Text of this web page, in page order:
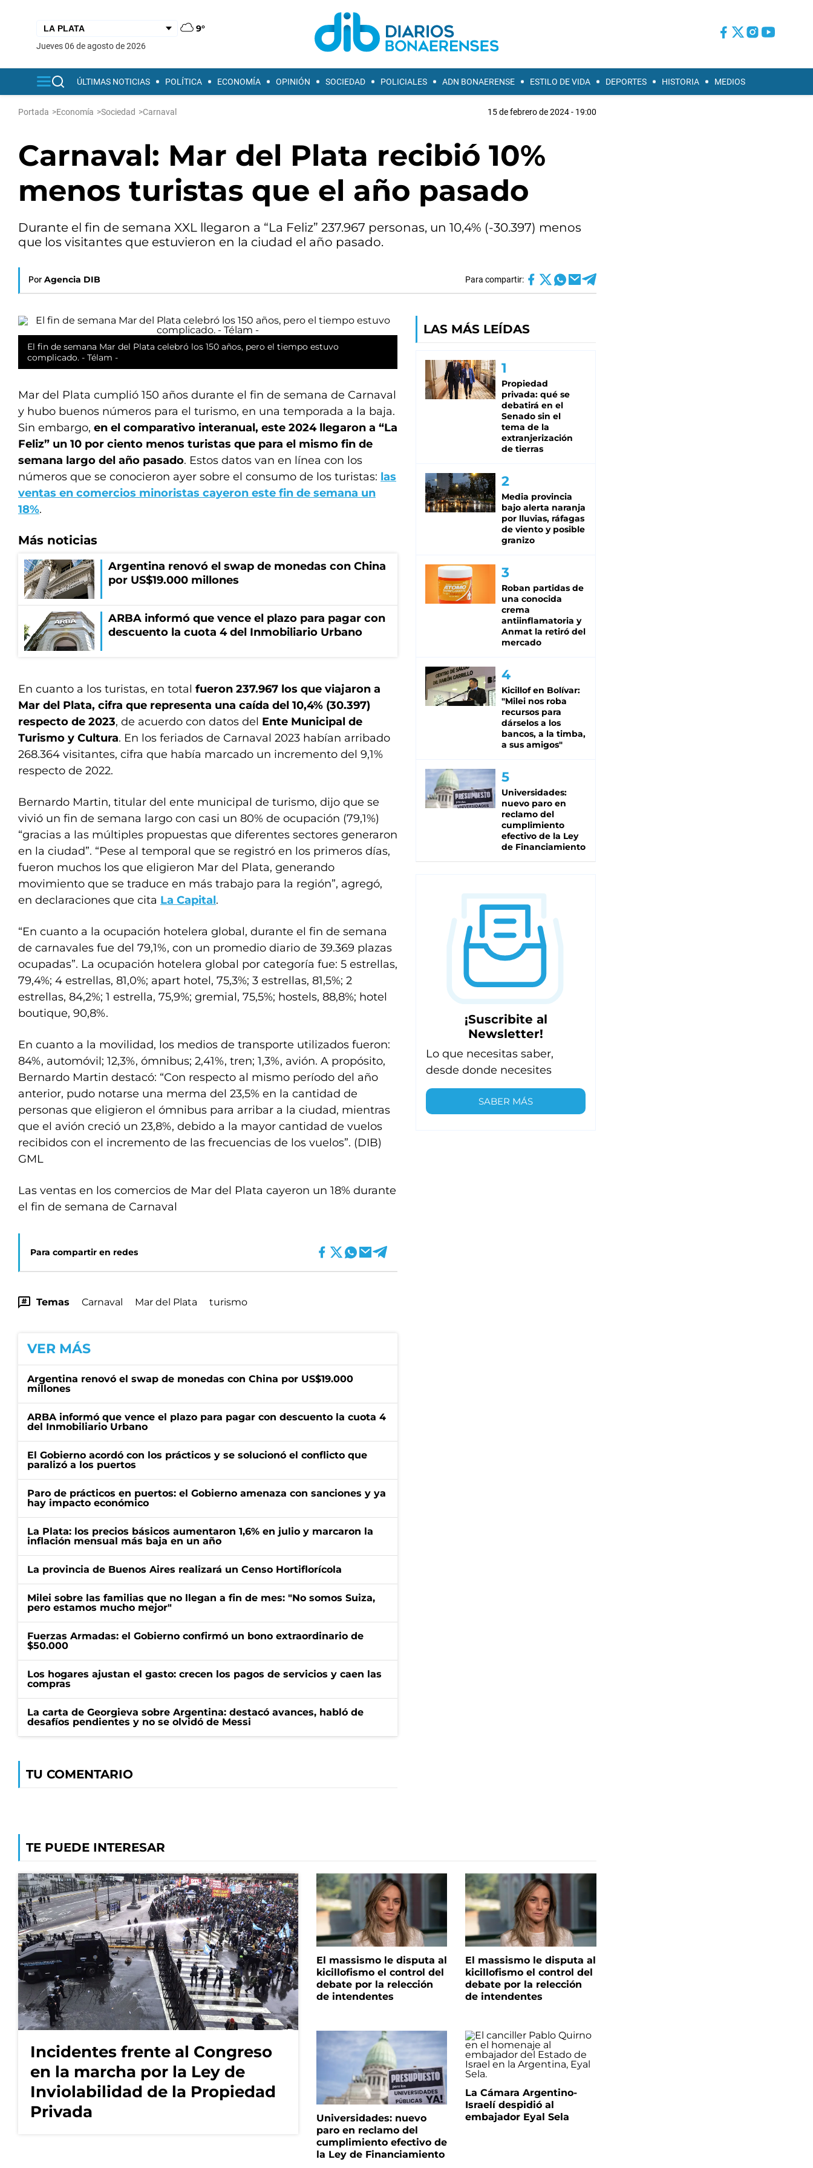
9°
jueves 06 de agosto de 2026
ÚLTIMAS NOTICIAS POLÍTICA ECONOMÍA OPINIÓN SOCIEDAD POLICIALES ADN BONAERENSE ESTILO DE VIDA DEPORTES HISTORIA MEDIOS
Portada >Economía >Sociedad >Carnaval 15 de febrero de 2024 - 19:00
Carnaval: Mar del Plata recibió 10%
menos turistas que el año pasado
Durante el fin de semana XXL llegaron a “La Feliz” 237.967 personas, un 10,4% (-30.397) menos
que los visitantes que estuvieron en la ciudad el año pasado.
Por Agencia DIB Para compartir:
El fin de semana Mar del Plata celebró los 150 años, pero el tiempo estuvo
complicado. - Télam -
Mar del Plata cumplió 150 años durante el fin de semana de Carnaval
y hubo buenos números para el turismo, en una temporada a la baja.
Sin embargo, en el comparativo interanual, este 2024 llegaron a “La
Feliz” un 10 por ciento menos turistas que para el mismo fin de
semana largo del año pasado. Estos datos van en línea con los
números que se conocieron ayer sobre el consumo de los turistas: las
ventas en comercios minoristas cayeron este fin de semana un
18%.
Más noticias
Argentina renovó el swap de monedas con China
por US$19.000 millones
ARBA informó que vence el plazo para pagar con
descuento la cuota 4 del Inmobiliario Urbano
En cuanto a los turistas, en total fueron 237.967 los que viajaron a
Mar del Plata, cifra que representa una caída del 10,4% (30.397)
respecto de 2023, de acuerdo con datos del Ente Municipal de
Turismo y Cultura. En los feriados de Carnaval 2023 habían arribado
268.364 visitantes, cifra que había marcado un incremento del 9,1%
respecto de 2022.
Bernardo Martin, titular del ente municipal de turismo, dijo que se
vivió un fin de semana largo con casi un 80% de ocupación (79,1%)
“gracias a las múltiples propuestas que diferentes sectores generaron
en la ciudad”. “Pese al temporal que se registró en los primeros días,
fueron muchos los que eligieron Mar del Plata, generando
movimiento que se traduce en más trabajo para la región”, agregó,
en declaraciones que cita La Capital.
“En cuanto a la ocupación hotelera global, durante el fin de semana
de carnavales fue del 79,1%, con un promedio diario de 39.369 plazas
ocupadas”. La ocupación hotelera global por categoría fue: 5 estrellas,
79,4%; 4 estrellas, 81,0%; apart hotel, 75,3%; 3 estrellas, 81,5%; 2
estrellas, 84,2%; 1 estrella, 75,9%; gremial, 75,5%; hostels, 88,8%; hotel
boutique, 90,8%.
En cuanto a la movilidad, los medios de transporte utilizados fueron:
84%, automóvil; 12,3%, ómnibus; 2,41%, tren; 1,3%, avión. A propósito,
Bernardo Martin destacó: “Con respecto al mismo período del año
anterior, pudo notarse una merma del 23,5% en la cantidad de
personas que eligieron el ómnibus para arribar a la ciudad, mientras
que el avión creció un 23,8%, debido a la mayor cantidad de vuelos
recibidos con el incremento de las frecuencias de los vuelos”. (DIB)
GML
Las ventas en los comercios de Mar del Plata cayeron un 18% durante
el fin de semana de Carnaval
Para compartir en redes
Temas Carnaval Mar del Plata turismo
VER MÁS
Argentina renovó el swap de monedas con China por US$19.000
millones
ARBA informó que vence el plazo para pagar con descuento la cuota 4
del Inmobiliario Urbano
El Gobierno acordó con los prácticos y se solucionó el conflicto que
paralizó a los puertos
Paro de prácticos en puertos: el Gobierno amenaza con sanciones y ya
hay impacto económico
La Plata: los precios básicos aumentaron 1,6% en julio y marcaron la
inflación mensual más baja en un año
La provincia de Buenos Aires realizará un Censo Hortiflorícola
Milei sobre las familias que no llegan a fin de mes: "No somos Suiza,
pero estamos mucho mejor"
Fuerzas Armadas: el Gobierno confirmó un bono extraordinario de
$50.000
Los hogares ajustan el gasto: crecen los pagos de servicios y caen las
compras
La carta de Georgieva sobre Argentina: destacó avances, habló de
desafíos pendientes y no se olvidó de Messi
TU COMENTARIO
LAS MÁS LEÍDAS
Propiedad
privada: qué se
debatirá en el
Senado sin el
tema de la
extranjerización
de tierras
Media provincia
bajo alerta naranja
por lluvias, ráfagas
de viento y posible
granizo
Roban partidas de
una conocida
crema
antiinflamatoria y
Anmat la retiró del
mercado
Kicillof en Bolívar:
"Milei nos roba
recursos para
dárselos a los
bancos, a la timba,
a sus amigos"
Universidades:
nuevo paro en
reclamo del
cumplimiento
efectivo de la Ley
de Financiamiento
¡Suscribite al
Newsletter!
Lo que necesitas saber,
desde donde necesites
SABER MÁS
TE PUEDE INTERESAR
Incidentes frente al Congreso
en la marcha por la Ley de
Inviolabilidad de la Propiedad
Privada
El massismo le disputa al
kicillofismo el control del
debate por la relección
de intendentes
El massismo le disputa al
kicillofismo el control del
debate por la relección
de intendentes
Universidades: nuevo
paro en reclamo del
cumplimiento efectivo de
la Ley de Financiamiento
La Cámara Argentino-
Israelí despidió al
embajador Eyal Sela